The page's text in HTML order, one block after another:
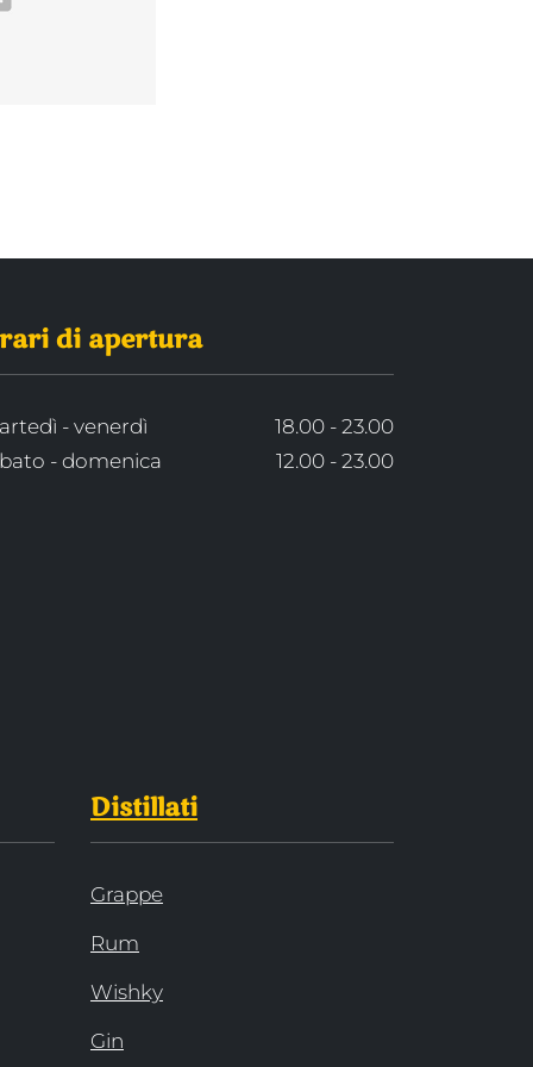
di apertura
- venerdì
18.00 - 23.00
- domenica
12.00 - 23.00
Distillati
Grappe
Rum
Wishky
Gin